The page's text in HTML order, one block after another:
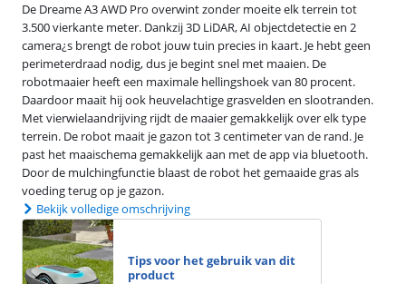
De Dreame A3 AWD Pro overwint zonder moeite elk terrein tot
3.500 vierkante meter. Dankzij 3D LiDAR, AI objectdetectie en 2
camera¿s brengt de robot jouw tuin precies in kaart. Je hebt geen
perimeterdraad nodig, dus je begint snel met maaien. De
robotmaaier heeft een maximale hellingshoek van 80 procent.
Daardoor maait hij ook heuvelachtige grasvelden en slootranden.
Met vierwielaandrijving rijdt de maaier gemakkelijk over elk type
terrein. De robot maait je gazon tot 3 centimeter van de rand. Je
past het maaischema gemakkelijk aan met de app via bluetooth.
Door de mulchingfunctie blaast de robot het gemaaide gras als
voeding terug op je gazon.
Bekijk volledige omschrijving
Tips voor het gebruik van dit
product